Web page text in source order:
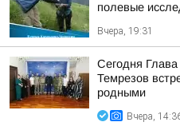
полевые
Вчера, 19:31
Сегодня
Темрезов
родными
Вчера,